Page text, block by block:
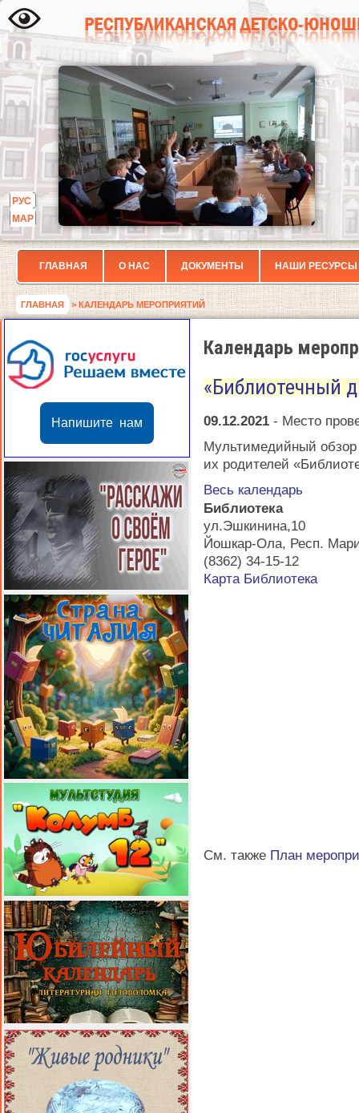
РУС
МАР
ГЛАВНАЯ О НАС ДОКУМЕНТЫ НАШИ РЕСУРСЫ
ГЛАВНАЯ > КАЛЕНДАРЬ МЕРОПРИЯТИЙ
Напишите нам
Календарь
«Библиотечный
09.12.2021 - Место
Мультимедийный
их родителей
Весь календарь
Библиотека
ул.Эшкинина,10
Йошкар-Ола, Респ.
(8362) 34-15-12
Карта Библиотека
См. также План